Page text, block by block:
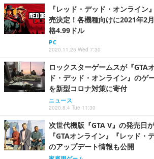
『レッド・デッド・オンライン
売決定！各機種向けに2021年2
格4.99ドル
PC
2020.11.25 Wed 7:30
ロックスターゲームスが『GTA
ド・デッド・オンライン』のゲ
を新型コロナ対策に寄付
ニュース
2020.8.4 Tue 11:30
次世代機版『GTA V』の発売日
『GTAオンライン』『レッド・
のアップデート情報も公開